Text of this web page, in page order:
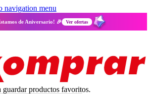
navigation menu
de Aniversario! 🎉 Ver ofertas
guardar productos favoritos.